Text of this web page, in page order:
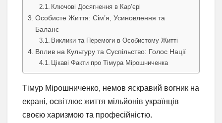
Ключові Досягнення в Кар’єрі
Особисте Життя: Сім’я, Усиновлення та
Баланс
Виклики та Перемоги в Особистому Житті
Вплив на Культуру та Суспільство: Голос Нації
Цікаві Факти про Тімура Мірошниченка
Тімур Мірошниченко, немов яскравий вогник на
екрані, освітлює життя мільйонів українців
своєю харизмою та професійністю.